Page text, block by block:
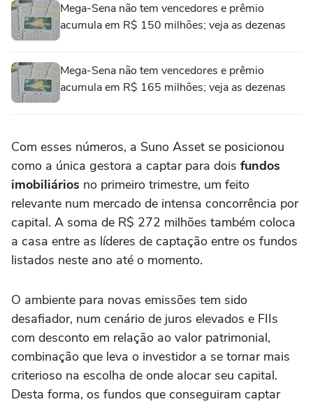
Mega-Sena não tem vencedores e prêmio
acumula em R$ 150 milhões; veja as dezenas
Mega-Sena não tem vencedores e prêmio
acumula em R$ 165 milhões; veja as dezenas
Com esses números, a Suno Asset se posicionou
como a única gestora a captar para dois fundos
imobiliários no primeiro trimestre, um feito
relevante num mercado de intensa concorrência por
capital. A soma de R$ 272 milhões também coloca
a casa entre as líderes de captação entre os fundos
listados neste ano até o momento.
O ambiente para novas emissões tem sido
desafiador, num cenário de juros elevados e FIIs
com desconto em relação ao valor patrimonial,
combinação que leva o investidor a se tornar mais
criterioso na escolha de onde alocar seu capital.
Desta forma, os fundos que conseguiram captar